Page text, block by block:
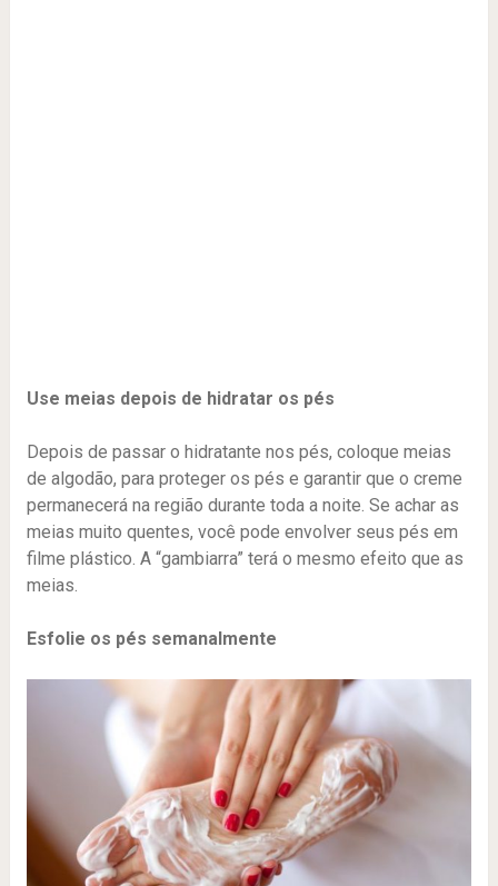
Use meias depois de hidratar os pés
Depois de passar o hidratante nos pés, coloque meias
de algodão, para proteger os pés e garantir que o creme
permanecerá na região durante toda a noite. Se achar as
meias muito quentes, você pode envolver seus pés em
filme plástico. A “gambiarra” terá o mesmo efeito que as
meias.
Esfolie os pés semanalmente